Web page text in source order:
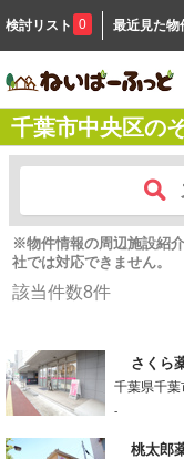
検討リスト 0 最近見た物
千葉市中央区の
※物件情報の周辺施設紹
社では対応できません。
該当件数8件
さくら
千葉県千葉
-
桃太郎